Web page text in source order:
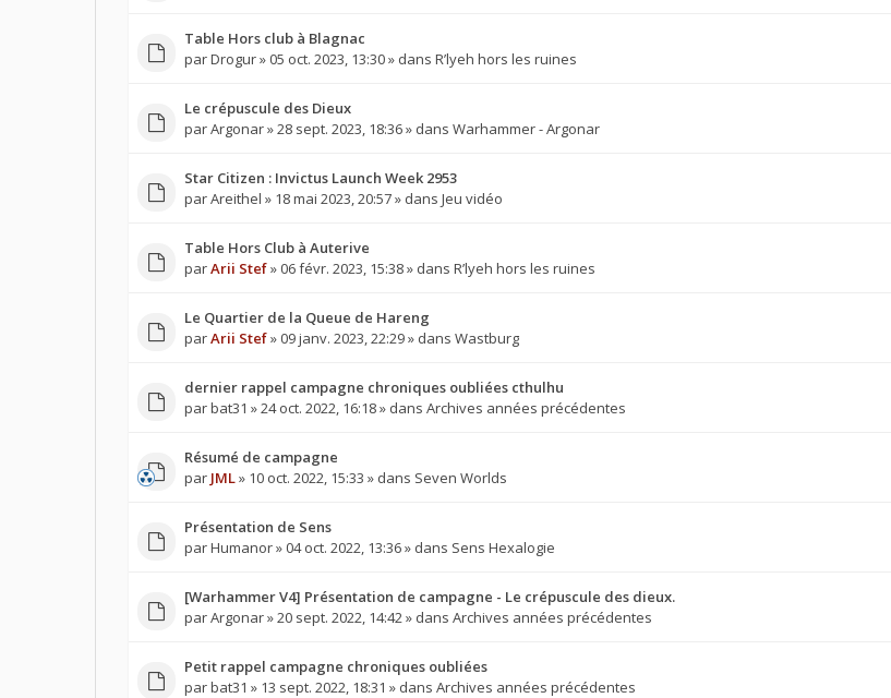
Table Hors club à Blagnac
parDrogur» 05 oct. 2023, 13:30 » dans R’lyeh hors les ruines
Le crépuscule des Dieux
parArgonar» 28 sept. 2023, 18:36 » dans Warhammer - Argonar
Star Citizen : Invictus Launch Week 2953
parAreithel » 18 mai 2023, 20:57 » dans Jeu vidéo
Table Hors Club à Auterive
parArii Stef» 06 févr. 2023, 15:38 » dans R’lyeh hors les ruines
Le Quartier de la Queue de Hareng
parArii Stef» 09 janv. 2023, 22:29 » dans Wastburg
dernier rappel campagne chroniques oubliées cthulhu
parbat31 » 24 oct. 2022, 16:18 » dans Archives années précédentes
Résumé de campagne
par JML» 10 oct. 2022, 15:33 » dans Seven Worlds
Présentation de Sens
parHumanor» 04 oct. 2022, 13:36 » dans Sens Hexalogie
[Warhammer V4] Présentation de campagne - Le crépuscule des dieux.
parArgonar» 20 sept. 2022, 14:42 » dans Archives années précédentes
Petit rappel campagne chroniques oubliées
parbat31 » 13 sept. 2022, 18:31 » dans Archives années précédentes